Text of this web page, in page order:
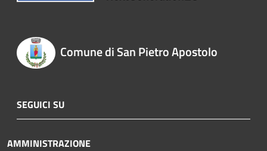
Comune di San Pietro Apostolo
SEGUICI SU
AMMINISTRAZIONE